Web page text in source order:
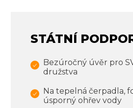
STÁTNÍ
Bezúročný úvěr pro
družstva
Na tepelná čerpadla,
úsporný ohřev vody